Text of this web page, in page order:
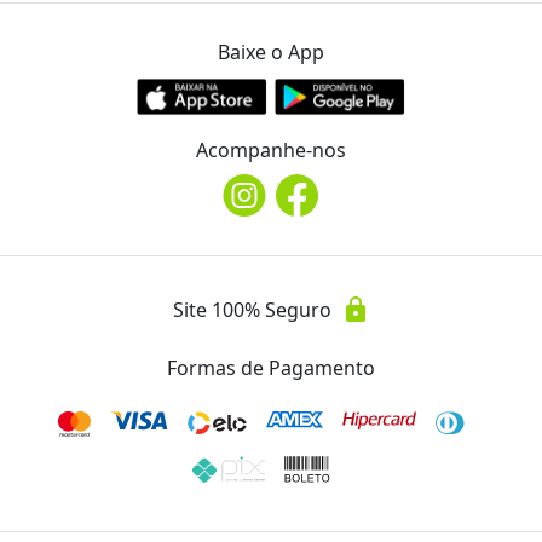
(43) 3345.1200
Essa oferta ainda não possui avaliações.
Baixe o App
Acompanhe-nos
Site 100% Seguro lock
Formas de Pagamento